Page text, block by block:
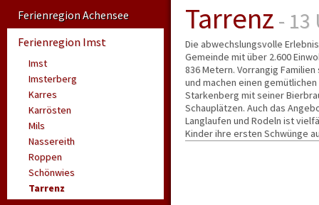
Ferienregion Achensee
Ferienregion Imst
Imst
Imsterberg
Karres
Karrösten
Mils
Nassereith
Roppen
Schönwies
Tarrenz
Tarrenz -
Die abwechslungsvolle
Gemeinde mit über 2.600
836 Metern. Vorrangig
und machen einen
Starkenberg mit seiner
Schauplätzen. Auch das
Langlaufen und Rodeln ist
Kinder ihre ersten Schwünge